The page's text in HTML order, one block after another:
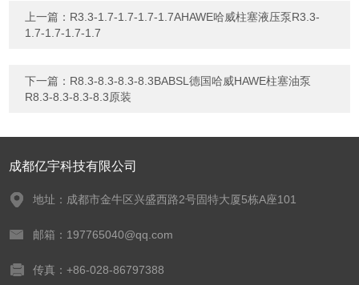
上一篇： R3.3-1.7-1.7-1.7-1.7AHAWE哈威柱塞液压泵R3.3-
1.7-1.7-1.7-1.7
下一篇： R8.3-8.3-8.3-8.3BABSL德国哈威HAWE柱塞油泵
R8.3-8.3-8.3-8.3原装
成都亿宇科技有限公司
地址：成都市金牛区兴盛西路2号固特大厦5栋A座101
邮箱：197765040@qq.com
传真：+86-028-86797388